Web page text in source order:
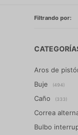
Filtrando por:
Aros de
Buje (494)
Caño (333)
Correa
Bulbo